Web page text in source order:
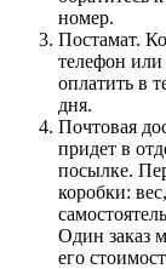
номер.
Постамат.
телефон
оплатить в
дня.
Почтовая
придет в
посылке.
коробки:
Один заказ
его